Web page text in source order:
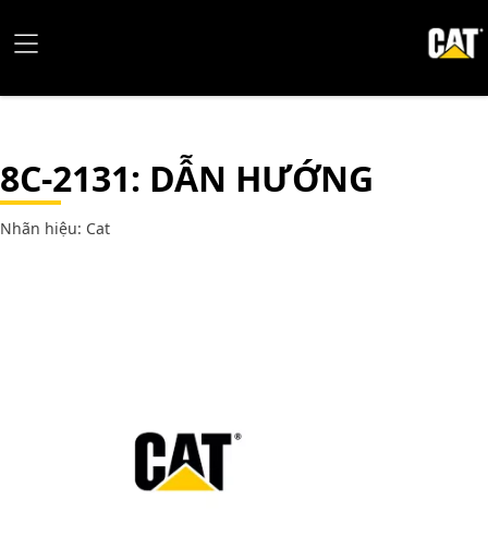
8C-2131: DẪN HƯỚNG
Nhãn hiệu: Cat